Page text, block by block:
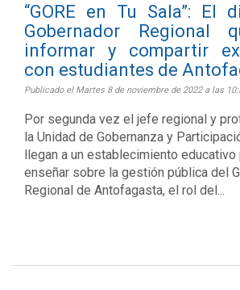
“GORE en Tu Sala”: El
Gobernador Regional
informar y compartir
con estudiantes de
Publicado el Martes 8 de noviembre de 2022 a las
Por segunda vez el jefe regional y
la Unidad de Gobernanza y
llegan a un establecimiento educativo
enseñar sobre la gestión pública del
Regional de Antofagasta, el rol del...